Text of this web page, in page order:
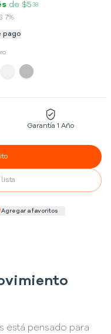
de $5 38
7%
pago
Garantía 1 Año
lista
Agregar a favoritos
está pensado para